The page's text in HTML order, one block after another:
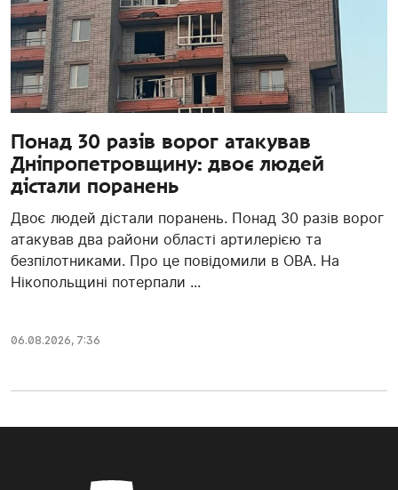
Понад 30 разів ворог атакував
Дніпропетровщину: двоє людей
дістали поранень
Двоє людей дістали поранень. Понад 30 разів ворог
атакував два райони області артилерією та
безпілотниками. Про це повідомили в ОВА. На
Нікопольщині потерпали ...
06.08.2026, 7:36